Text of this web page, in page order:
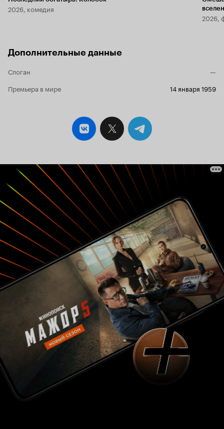
2026, комедия
2026,
Дополнительные данные
Слоган
—
Премьера в мире
14 января 1959